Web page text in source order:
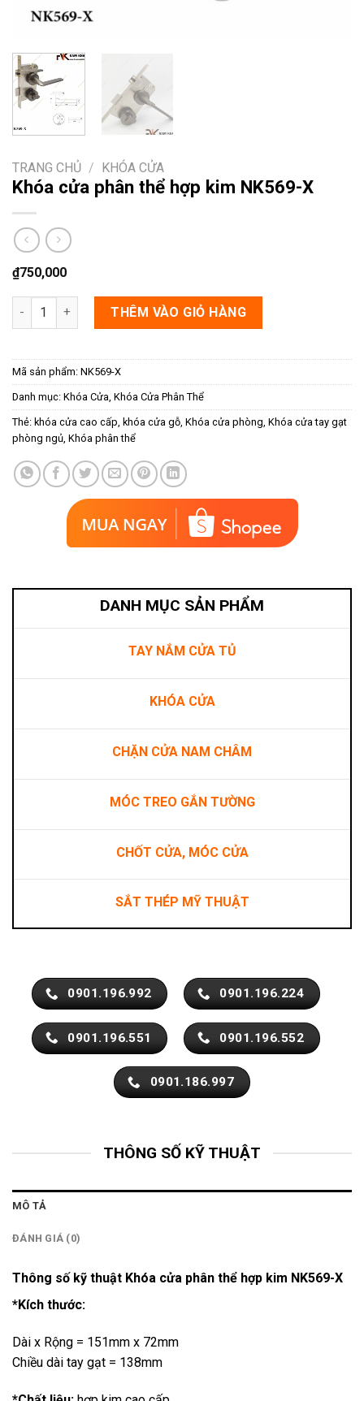
TRANG CHỦ / KHÓA CỬA
Khóa cửa phân thể hợp kim NK569-X
₫750,000
Khóa cửa phân thể hợp kim NK569-X số lượng
THÊM VÀO GIỎ HÀNG
Mã sản phẩm: NK569-X
Danh mục: Khóa Cửa Khóa Cửa Phân Thể
Thẻ: khóa cửa cao cấp khóa cửa gỗ Khóa cửa phòng Khóa cửa tay gạt
phòng ngủ Khóa phân thể
DANH MỤC SẢN PHẨM
TAY NẮM CỬA TỦ
KHÓA CỬA
CHẶN CỬA NAM CHÂM
MÓC TREO GẮN TƯỜNG
CHỐT CỬA, MÓC CỬA
SẮT THÉP MỸ THUẬT
0901.196.992 0901.196.224
0901.196.551 0901.196.552
0901.186.997
THÔNG SỐ KỸ THUẬT
MÔ TẢ
ĐÁNH GIÁ (0)
Thông số kỹ thuật Khóa cửa phân thể hợp kim NK569-X
*Kích thước:
Dài x Rộng = 151mm x 72mm
Chiều dài tay gạt = 138mm